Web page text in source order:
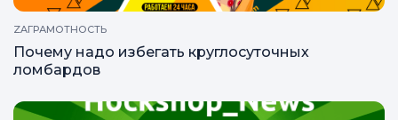
ZAГРАМОТНОСТЬ
Почему надо избегать круглосуточных
ломбардов